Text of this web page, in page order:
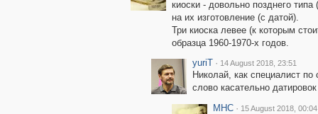
киоски - довольно позднего типа
на их изготовление (с датой).
Три киоска левее (к которым
образца 1960-1970-х годов.
yuriT · 14 August 2018, 23:51
Николай, как специалист
слово касательно
MHC · 15 August 2018, 00:04